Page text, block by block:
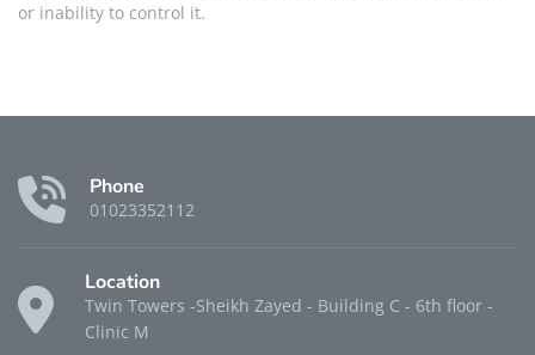
or inability to control it.
Phone
01023352112
Location
Twin Towers -Sheikh Zayed - Building C - 6th floor -
Clinic M